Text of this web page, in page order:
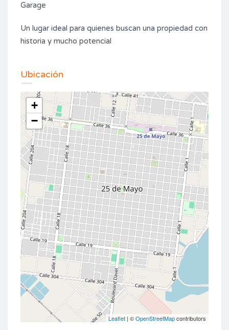
Garage
Un lugar ideal para quienes buscan una propiedad con
historia y mucho potencial
Ubicación
+
−
Leaflet | ©OpenStreetMapcontributors